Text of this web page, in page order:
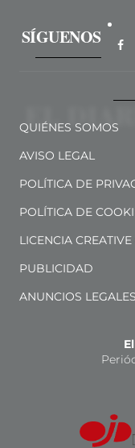
SÍGUENOS
QUIÉNES SOMOS
AVISO LEGAL
POLÍTICA DE
POLÍTICA DE
LICENCIA
PUBLICIDAD
ANUNCIOS LEGALES